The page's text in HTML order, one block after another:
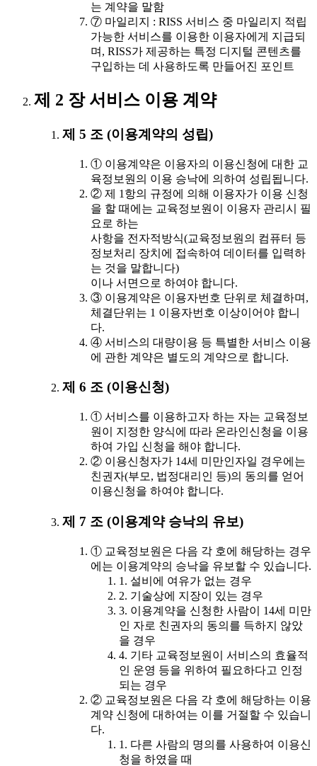
는 계약을 말함
⑦ 마일리지 : RISS 서비스 중 마일리지 적립
가능한 서비스를 이용한 이용자에게 지급되
며, RISS가 제공하는 특정 디지털 콘텐츠를
구입하는 데 사용하도록 만들어진 포인트
제 2 장 서비스 이용 계약
제 5 조 (이용계약의 성립)
① 이용계약은 이용자의 이용신청에 대한 교
육정보원의 이용 승낙에 의하여 성립됩니다.
② 제 1항의 규정에 의해 이용자가 이용 신청
을 할 때에는 교육정보원이 이용자 관리시 필
요로 하는
사항을 전자적방식(교육정보원의 컴퓨터 등
정보처리 장치에 접속하여 데이터를 입력하
는 것을 말합니다)
이나 서면으로 하여야 합니다.
③ 이용계약은 이용자번호 단위로 체결하며,
체결단위는 1 이용자번호 이상이어야 합니
다.
④ 서비스의 대량이용 등 특별한 서비스 이용
에 관한 계약은 별도의 계약으로 합니다.
제 6 조 (이용신청)
① 서비스를 이용하고자 하는 자는 교육정보
원이 지정한 양식에 따라 온라인신청을 이용
하여 가입 신청을 해야 합니다.
② 이용신청자가 14세 미만인자일 경우에는
친권자(부모, 법정대리인 등)의 동의를 얻어
이용신청을 하여야 합니다.
제 7 조 (이용계약 승낙의 유보)
① 교육정보원은 다음 각 호에 해당하는 경우
에는 이용계약의 승낙을 유보할 수 있습니다.
1. 설비에 여유가 없는 경우
2. 기술상에 지장이 있는 경우
3. 이용계약을 신청한 사람이 14세 미만
인 자로 친권자의 동의를 득하지 않았
을 경우
4. 기타 교육정보원이 서비스의 효율적
인 운영 등을 위하여 필요하다고 인정
되는 경우
② 교육정보원은 다음 각 호에 해당하는 이용
계약 신청에 대하여는 이를 거절할 수 있습니
다.
1. 다른 사람의 명의를 사용하여 이용신
청을 하였을 때